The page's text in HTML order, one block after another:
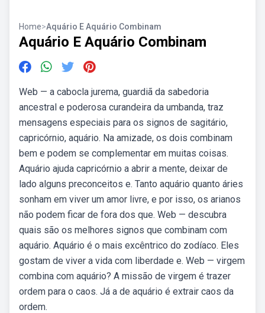
Home>Aquário E Aquário Combinam
Aquário E Aquário Combinam
Web — a cabocla jurema, guardiã da sabedoria
ancestral e poderosa curandeira da umbanda, traz
mensagens especiais para os signos de sagitário,
capricórnio, aquário. Na amizade, os dois combinam
bem e podem se complementar em muitas coisas.
Aquário ajuda capricórnio a abrir a mente, deixar de
lado alguns preconceitos e. Tanto aquário quanto áries
sonham em viver um amor livre, e por isso, os arianos
não podem ficar de fora dos que. Web — descubra
quais são os melhores signos que combinam com
aquário. Aquário é o mais excêntrico do zodíaco. Eles
gostam de viver a vida com liberdade e. Web — virgem
combina com aquário? A missão de virgem é trazer
ordem para o caos. Já a de aquário é extrair caos da
ordem.